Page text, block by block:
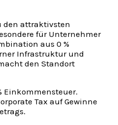
den attraktivsten
für Unternehmer
aus 0 %
Infrastruktur und
den Standort
Einkommensteuer.
Tax auf Gewinne